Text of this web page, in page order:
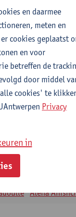
Alena
en daarmee
meten en
cookies geplaatst
en voor
betreffen de
door middel
cookies' te
Privacy
in